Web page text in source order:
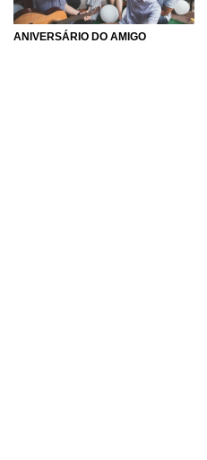
ANIVERSÁRIO DO AMIGO